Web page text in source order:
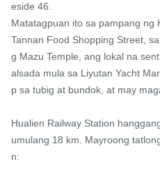
eside 46.
Matatagpuan ito sa pampang ng
Tannan Food Shopping Street,
g Mazu Temple, ang lokal na
alsada mula sa Liyutan Yacht
p sa tubig at bundok, at may
Hualien Railway Station
umulang 18 km. Mayroong
n: